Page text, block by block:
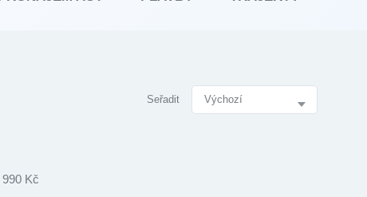
Seřadit
Kč